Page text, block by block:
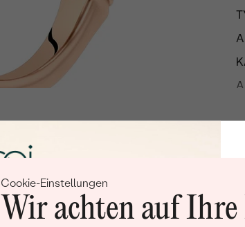
Cookie-Einstellungen
Wir achten auf